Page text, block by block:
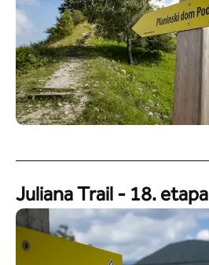
Juliana Trail - 18. etapa